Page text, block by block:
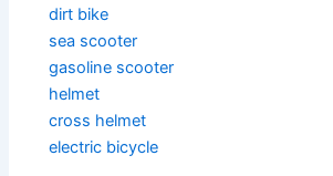
dirt bike
sea scooter
gasoline scooter
helmet
cross helmet
electric bicycle